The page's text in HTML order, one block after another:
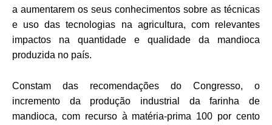
a aumentarem os seus conhecimentos sobre as técnicas
e uso das tecnologias na agricultura, com relevantes
impactos na quantidade e qualidade da mandioca
produzida no país.
Constam das recomendações do Congresso, o
incremento da produção industrial da farinha de
mandioca, com recurso à matéria-prima 100 por cento